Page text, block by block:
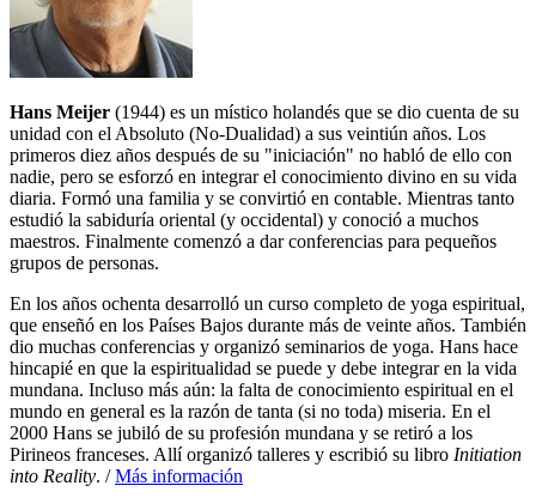
Hans Meijer (1944) es un místico holandés que se dio cuenta de su
unidad con el Absoluto (No-Dualidad) a sus veintiún años. Los
primeros diez años después de su "iniciación" no habló de ello con
nadie, pero se esforzó en integrar el conocimiento divino en su vida
diaria. Formó una familia y se convirtió en contable. Mientras tanto
estudió la sabiduría oriental (y occidental) y conoció a muchos
maestros. Finalmente comenzó a dar conferencias para pequeños
grupos de personas.
En los años ochenta desarrolló un curso completo de yoga espiritual,
que enseñó en los Países Bajos durante más de veinte años. También
dio muchas conferencias y organizó seminarios de yoga. Hans hace
hincapié en que la espiritualidad se puede y debe integrar en la vida
mundana. Incluso más aún: la falta de conocimiento espiritual en el
mundo en general es la razón de tanta (si no toda) miseria. En el
2000 Hans se jubiló de su profesión mundana y se retiró a los
Pirineos franceses. Allí organizó talleres y escribió su libro Initiation
into Reality. /Más información